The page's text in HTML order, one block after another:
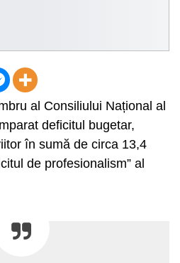
al Consiliului Național al
deficitul bugetar,
în sumă de circa 13,4
de profesionalism” al